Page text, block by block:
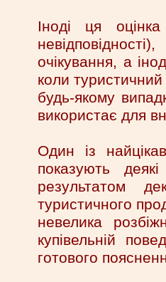
Іноді ця
очікування, а
коли
будь-якому
використає для
Один із
показують
результатом
туристичного
невелика
купівельній
готового